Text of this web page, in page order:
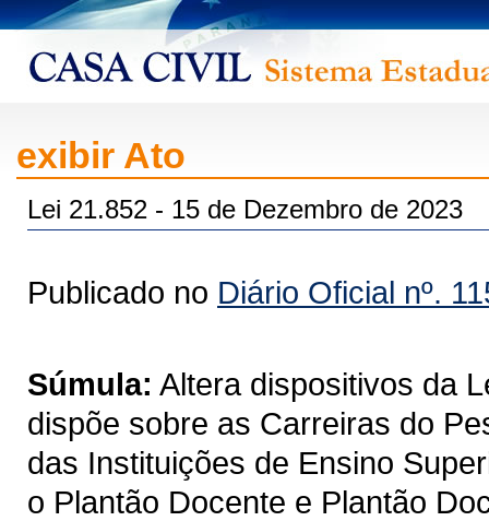
exibir Ato
Lei 21.852 - 15 de Dezembro de 2023
Publicado no Diário Oficial nº.
Súmula: Altera dispositivos da
dispõe sobre as Carreiras do
das Instituições de Ensino
o Plantão Docente e Plantão